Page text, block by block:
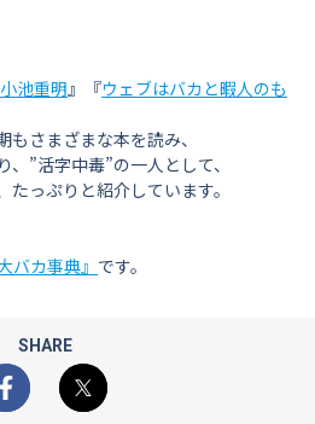
池重明』『ウェブはバカと暇人のも
さまざまな本を読み、
”活字中毒”の一人として、
っぷりと紹介しています。
バカ事典』 です。
SHARE
Facebook
X